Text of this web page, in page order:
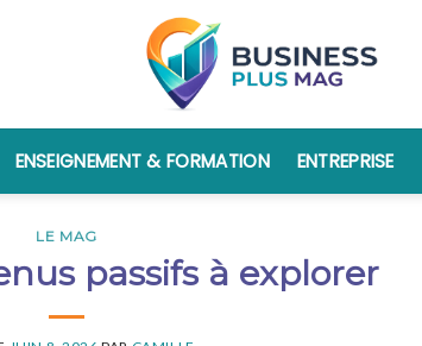
ENSEIGNEMENT & FORMATION ENTREPRISE
LE MAG
passifs à explorer